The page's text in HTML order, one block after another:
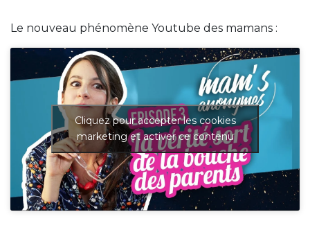
Le nouveau phénomène Youtube des mamans :
Cliquez pour accepter les cookies
marketing et activer ce contenu